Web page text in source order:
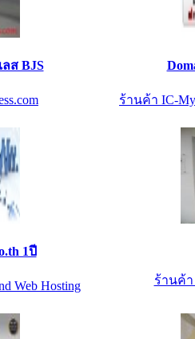
ส BJS
ร้านค้า IC-
1ปี
Web Hosting ร้านค้